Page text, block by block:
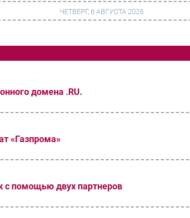
Финансы
Инновации
ЧЕТВЕРГ, 6 АВГУСТА 2026
домена .RU.
«Газпрома»
с помощью двух партнеров